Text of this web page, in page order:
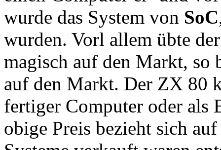
wurde das System von SoC
wurden. Vorl allem übte
magisch auf den Markt,
auf den Markt. Der ZX 80
fertiger Computer oder als
obige Preis bezieht sich